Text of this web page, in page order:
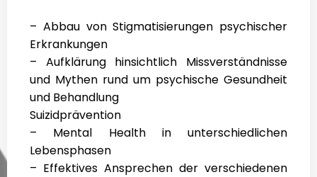
– Abbau von Stigmatisierungen psychischer
Erkrankungen
– Aufklärung hinsichtlich Missverständnisse
und Mythen rund um psychische Gesundheit
und Behandlung
Suizidprävention
– Mental Health in unterschiedlichen
Lebensphasen
– Effektives Ansprechen der verschiedenen